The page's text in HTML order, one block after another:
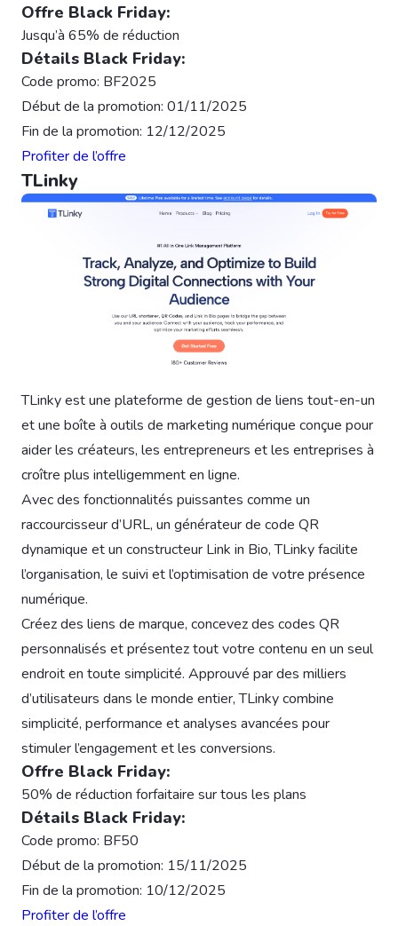
Offre Black Friday:
Jusqu’à 65% de réduction
Détails Black Friday:
Code promo: BF2025
Début de la promotion: 01/11/2025
Fin de la promotion: 12/12/2025
Profiter de l’offre
TLinky
TLinky est une plateforme de gestion de liens tout-en-un
et une boîte à outils de marketing numérique conçue pour
aider les créateurs, les entrepreneurs et les entreprises à
croître plus intelligemment en ligne.
Avec des fonctionnalités puissantes comme un
raccourcisseur d’URL, un générateur de code QR
dynamique et un constructeur Link in Bio, TLinky facilite
l’organisation, le suivi et l’optimisation de votre présence
numérique.
Créez des liens de marque, concevez des codes QR
personnalisés et présentez tout votre contenu en un seul
endroit en toute simplicité. Approuvé par des milliers
d’utilisateurs dans le monde entier, TLinky combine
simplicité, performance et analyses avancées pour
stimuler l’engagement et les conversions.
Offre Black Friday:
50% de réduction forfaitaire sur tous les plans
Détails Black Friday:
Code promo: BF50
Début de la promotion: 15/11/2025
Fin de la promotion: 10/12/2025
Profiter de l’offre